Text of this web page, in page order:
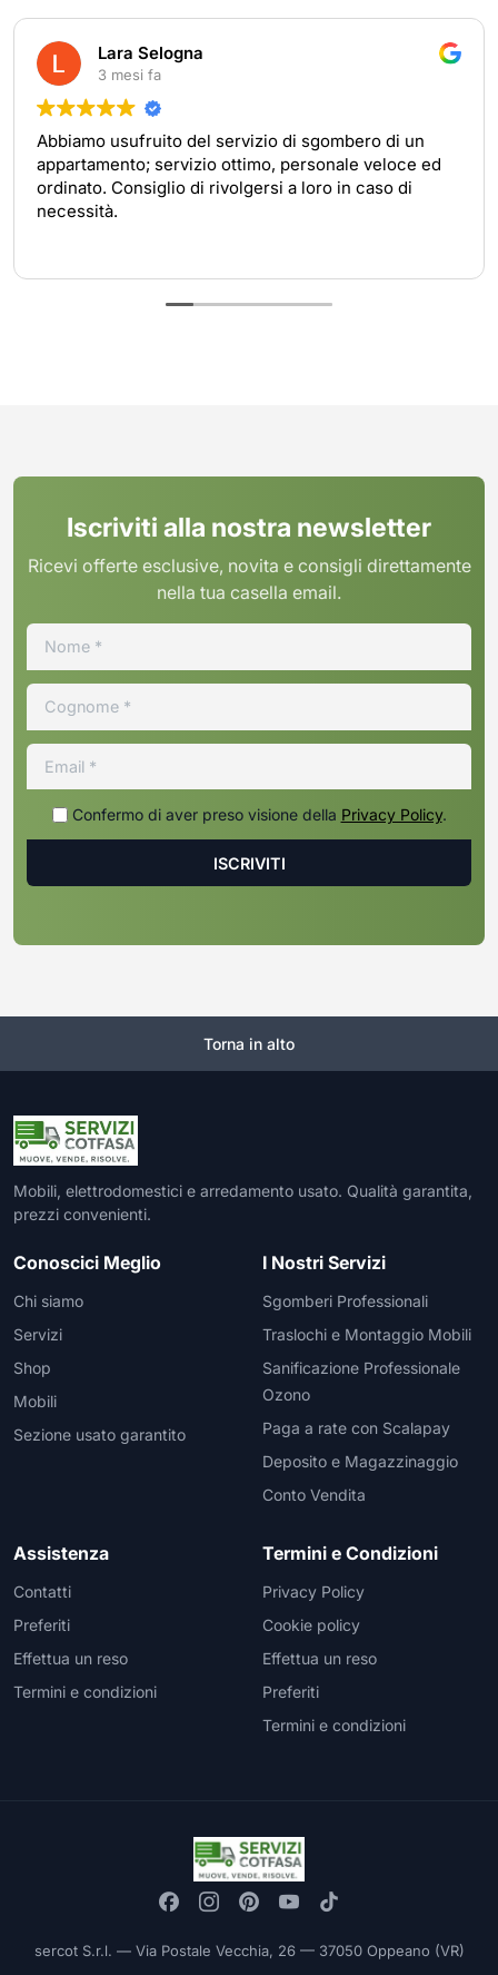
Lara Selogna
3 mesi fa
Abbiamo usufruito del servizio di sgombero di un
appartamento; servizio ottimo, personale veloce ed
ordinato. Consiglio di rivolgersi a loro in caso di
necessità.
Iscriviti alla nostra newsletter
Ricevi offerte esclusive, novita e consigli direttamente
nella tua casella email.
Confermo di aver preso visione della Privacy Policy.
Torna in alto
Mobili, elettrodomestici e arredamento usato. Qualità garantita,
prezzi convenienti.
Conoscici Meglio
Chi siamo
Servizi
Shop
Mobili
Sezione usato garantito
I Nostri Servizi
Sgomberi Professionali
Traslochi e Montaggio Mobili
Sanificazione Professionale
Ozono
Paga a rate con Scalapay
Deposito e Magazzinaggio
Conto Vendita
Assistenza
Contatti
Preferiti
Effettua un reso
Termini e condizioni
Termini e Condizioni
Privacy Policy
Cookie policy
Effettua un reso
Preferiti
Termini e condizioni
sercot S.r.l. — Via Postale Vecchia, 26 — 37050 Oppeano (VR)